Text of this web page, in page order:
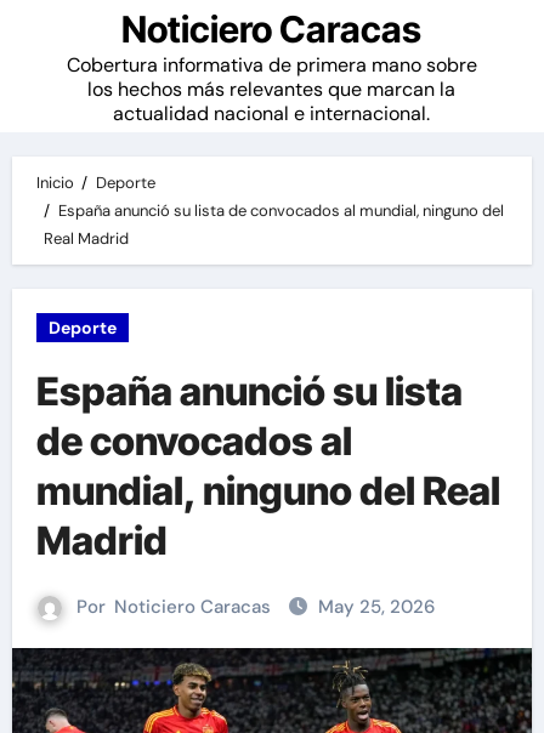
Noticiero Caracas
Cobertura informativa de primera mano sobre
los hechos más relevantes que marcan la
actualidad nacional e internacional.
Inicio
Deporte
España anunció su lista de convocados al mundial, ninguno del
Real Madrid
Deporte
España anunció su lista
de convocados al
mundial, ninguno del Real
Madrid
Por Noticiero Caracas May 25, 2026